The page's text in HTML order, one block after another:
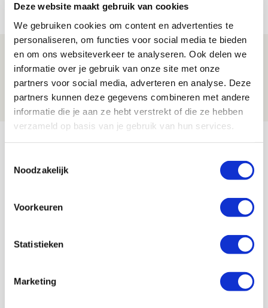
Deze website maakt gebruik van cookies
We gebruiken cookies om content en advertenties te
personaliseren, om functies voor social media te bieden
en om ons websiteverkeer te analyseren. Ook delen we
informatie over je gebruik van onze site met onze
partners voor social media, adverteren en analyse. Deze
partners kunnen deze gegevens combineren met andere
informatie die je aan ze hebt verstrekt of die ze hebben
verzameld op basis van je gebruik van hun services.
Noodzakelijk
Voorkeuren
Statistieken
Marketing
Spelen bij Jong Ajax of Ajax 1? Dat
maakt Abdalla ‘geen reet’ uit
08 AUGUSTUS 2026 - 10:04
NIEUWS
Bekijk meer
AUG
11